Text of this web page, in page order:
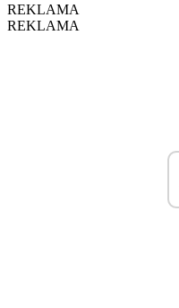
REKLAMA
REKLAMA